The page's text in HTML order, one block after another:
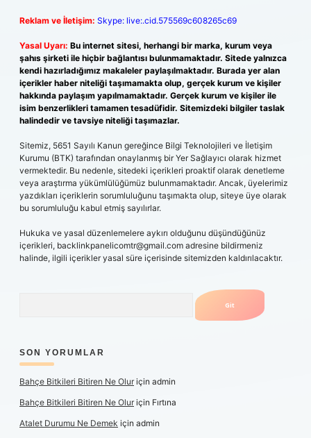
Reklam ve İletişim: Skype: live:.cid.575569c608265c69
Yasal Uyarı: Bu internet sitesi, herhangi bir marka, kurum veya
şahıs şirketi ile hiçbir bağlantısı bulunmamaktadır. Sitede yalnızca
kendi hazırladığımız makaleler paylaşılmaktadır. Burada yer alan
içerikler haber niteliği taşımamakta olup, gerçek kurum ve kişiler
hakkında paylaşım yapılmamaktadır. Gerçek kurum ve kişiler ile
isim benzerlikleri tamamen tesadüfidir. Sitemizdeki bilgiler taslak
halindedir ve tavsiye niteliği taşımazlar.
Sitemiz, 5651 Sayılı Kanun gereğince Bilgi Teknolojileri ve İletişim
Kurumu (BTK) tarafından onaylanmış bir Yer Sağlayıcı olarak hizmet
vermektedir. Bu nedenle, sitedeki içerikleri proaktif olarak denetleme
veya araştırma yükümlülüğümüz bulunmamaktadır. Ancak, üyelerimiz
yazdıkları içeriklerin sorumluluğunu taşımakta olup, siteye üye olarak
bu sorumluluğu kabul etmiş sayılırlar.
Hukuka ve yasal düzenlemelere aykırı olduğunu düşündüğünüz
içerikleri, backlinkpanelicomtr@gmail.com adresine bildirmeniz
halinde, ilgili içerikler yasal süre içerisinde sitemizden kaldırılacaktır.
SON YORUMLAR
Bahçe Bitkileri Bitiren Ne Oluriçin admin
Bahçe Bitkileri Bitiren Ne Oluriçin Fırtına
Atalet Durumu Ne Demek için admin